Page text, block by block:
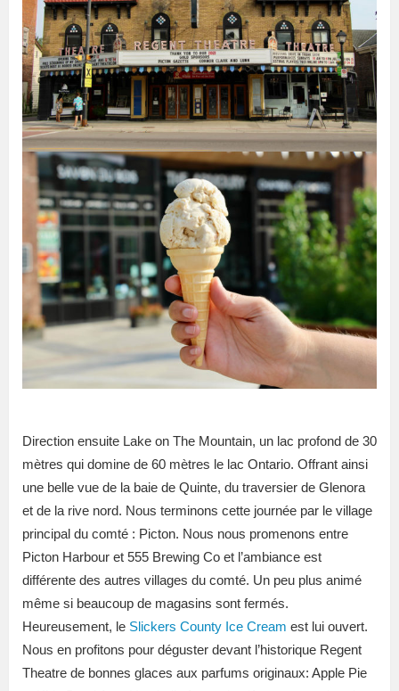
Direction ensuite Lake on The Mountain, un lac profond de 30
mètres qui domine de 60 mètres le lac Ontario. Offrant ainsi
une belle vue de la baie de Quinte, du traversier de Glenora
et de la rive nord. Nous terminons cette journée par le village
principal du comté : Picton. Nous nous promenons entre
Picton Harbour et 555 Brewing Co et l’ambiance est
différente des autres villages du comté. Un peu plus animé
même si beaucoup de magasins sont fermés.
Heureusement, le Slickers County Ice Cream est lui ouvert.
Nous en profitons pour déguster devant l’historique Regent
Theatre de bonnes glaces aux parfums originaux: Apple Pie